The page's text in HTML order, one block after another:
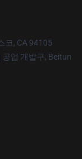
코, CA 94105
업 개발구, Beitun